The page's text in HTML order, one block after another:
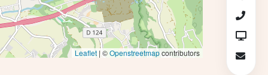
Leaflet| ©Openstreetmapcontributors